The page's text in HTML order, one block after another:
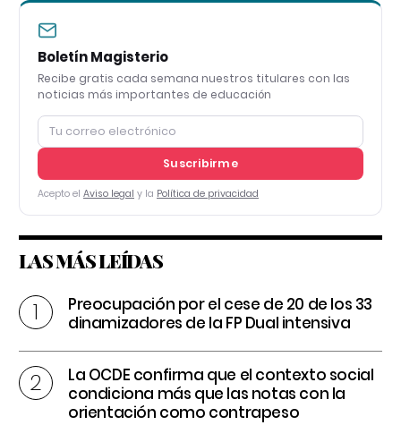
Boletín Magisterio
Recibe gratis cada semana nuestros titulares con las
noticias más importantes de educación
Suscribirme
Acepto el Aviso legal y la Política de privacidad
LAS MÁS LEÍDAS
Preocupación por el cese de 20 de los 33
dinamizadores de la FP Dual intensiva
La OCDE confirma que el contexto social
condiciona más que las notas con la
orientación como contrapeso